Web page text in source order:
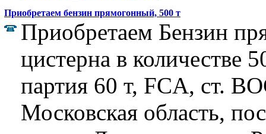
Приобретаем бензин прямогонный, 500 т
Приобретаем Бензин
цистерна в количестве
партия 60 т, FCA, ст.
Московская область,